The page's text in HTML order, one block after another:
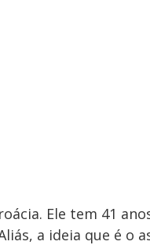
Ele tem 41
a ideia que é o